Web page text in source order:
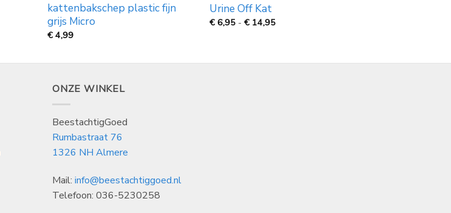
kattenbakschep plastic fijn
grijs Micro
€4,99
Urine Off Kat
€ 6,95 - € 14,95Prijsklasse:
14,95
ONZE WINKEL
BeestachtigGoed
Rumbastraat 76
1326 NH Almere
Mail: info@beestachtiggoed.nl
Telefoon: 036-5230258